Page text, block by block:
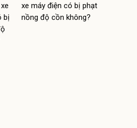
xe máy điện có bị phạt
nồng độ cồn không?